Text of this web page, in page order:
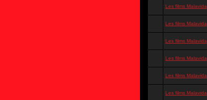
Les films Malavida
Les films Malavida
Les films Malavida
Les films Malavida
Les films Malavida
Les films Malavida